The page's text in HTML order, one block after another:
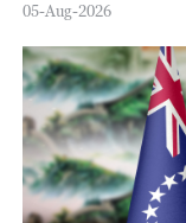
05-Aug-2026